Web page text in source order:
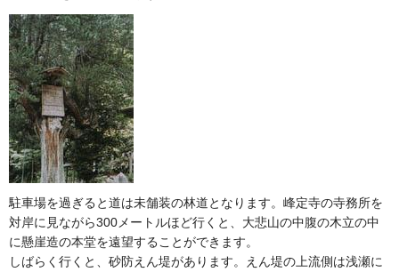
駐車場を過ぎると道は未舗装の林道となります。峰定寺の寺務所を
対岸に見ながら300メートルほど行くと、大悲山の中腹の木立の中
に懸崖造の本堂を遠望することができます。
しばらく行くと、砂防えん堤があります。えん堤の上流側は浅瀬に